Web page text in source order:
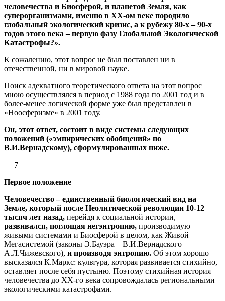
человечества и Биосферой, и планетой Земля, как
суперорганизмами, именно в ХХ-ом веке породило
глобальный экологический кризис, а к рубежу 80-х – 90-х
годов этого века – первую фазу Глобальной Экологической
Катастрофы?».
К сожалению, этот вопрос не был поставлен ни в
отечественной, ни в мировой науке.
Поиск адекватного теоретического ответа на этот вопрос
мною осуществлялся в период с 1988 года по 2001 год и в
более-менее логической форме уже был представлен в
«Ноосферизме» в 2001 году.
Он, этот ответ, состоит в виде системы следующих
положений («эмпирических обобщений» по
В.И.Вернадскому), сформулированных ниже.
— 7 —
Первое положение
Человечество – единственный биологический вид на
Земле, который после Неолитической революции 10-12
тысяч лет назад, перейдя к социальной истории,
развивался, поглощая негэнтропию, производимую
живыми системами и Биосферой в целом, как Живой
Мегасистемой (законы Э.Бауэра – В.И.Вернадского –
А.Л.Чижевского), и производя энтропию. Об этом хорошо
высказался К.Маркс: культура, которая развивается стихийно,
оставляет после себя пустыню. Поэтому стихийная история
человечества до ХХ-го века сопровождалась региональными
экологическими катастрофами.